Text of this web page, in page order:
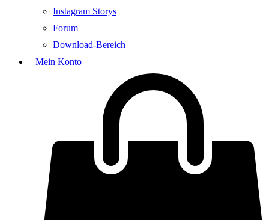
Instagram Storys
Forum
Download-Bereich
Mein Konto